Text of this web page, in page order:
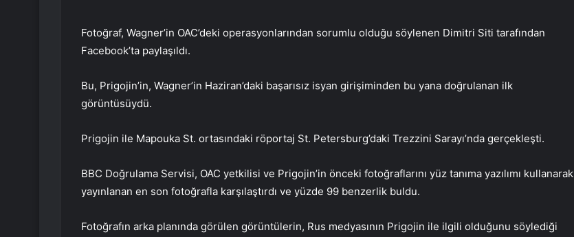
Fotoğraf, Wagner’in OAC’deki operasyonlarından sorumlu olduğu söylenen Dimitri Siti tarafından
Facebook’ta paylaşıldı.
Bu, Prigojin’in, Wagner’in Haziran’daki başarısız isyan girişiminden bu yana doğrulanan ilk
görüntüsüydü.
Prigojin ile Mapouka St. ortasındaki röportaj St. Petersburg’daki Trezzini Sarayı’nda gerçekleşti.
BBC Doğrulama Servisi, OAC yetkilisi ve Prigojin’in önceki fotoğraflarını yüz tanıma yazılımı kullanarak
yayınlanan en son fotoğrafla karşılaştırdı ve yüzde 99 benzerlik buldu.
Fotoğrafın arka planında görülen görüntülerin, Rus medyasının Prigojin ile ilgili olduğunu söylediği